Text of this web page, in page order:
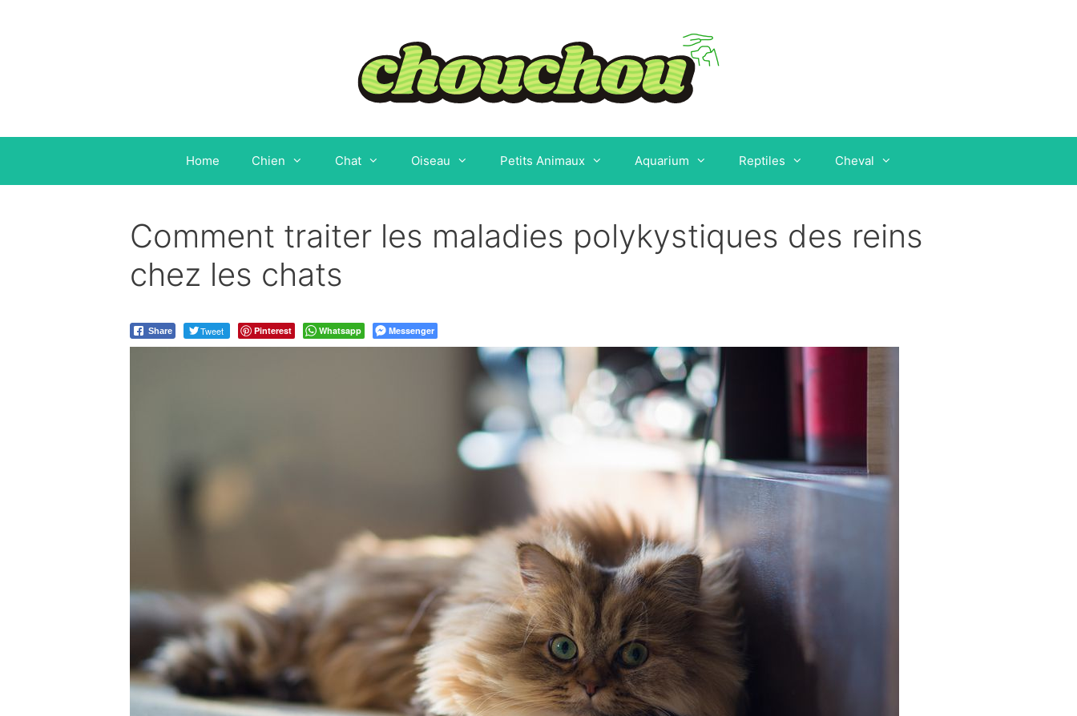
Home Chien Chat Oiseau Petits Animaux Aquarium Reptiles Cheval
Comment traiter les maladies polykystiques des reins
chez les chats
Share Tweet Pinterest Whatsapp Messenger